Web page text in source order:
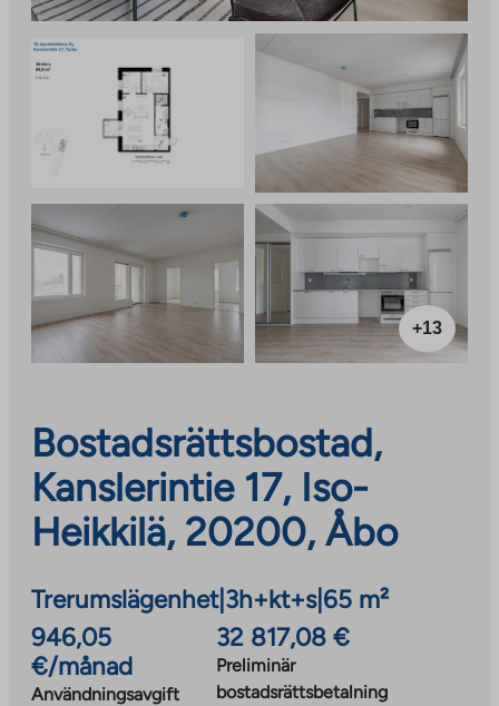
+13
Bostadsrättsbostad,
Kanslerintie 17, Iso-
Heikkilä, 20200, Åbo
Trerumslägenhet| 3h+kt+s| 65 m²
946,05
€/månad
Användningsavgift
32 817,08 €
Preliminär
bostadsrättsbetalning